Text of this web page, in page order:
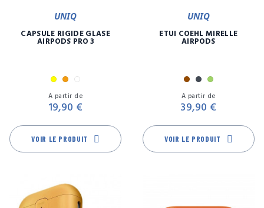
UNIQ
CAPSULE RIGIDE GLASE
AIRPODS PRO 3
JauneOrange
Transparent
A partir de
19,90 €
VOIR LE PRODUIT
UNIQ
ETUI COEHL MIRELLE
AIRPODS
Marron
NoirVert
A partir de
39,90 €
VOIR LE PRODUIT